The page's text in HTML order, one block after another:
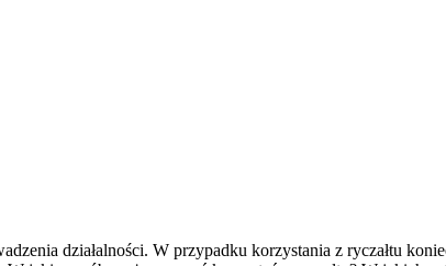
działalności. W przypadku korzystania z ryczałtu